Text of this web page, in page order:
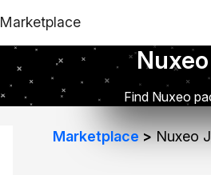
Marketplace
Find Nuxeo
Marketplace Nuxeo